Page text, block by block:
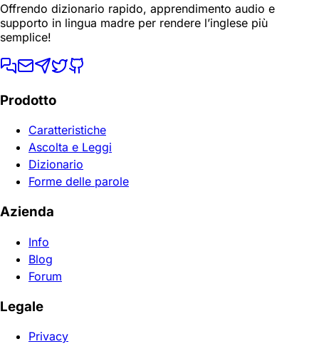
Offrendo dizionario rapido, apprendimento audio e
supporto in lingua madre per rendere l’inglese più
semplice!
Prodotto
Caratteristiche
Ascolta e Leggi
Dizionario
Forme delle parole
Azienda
Info
Blog
Forum
Legale
Privacy